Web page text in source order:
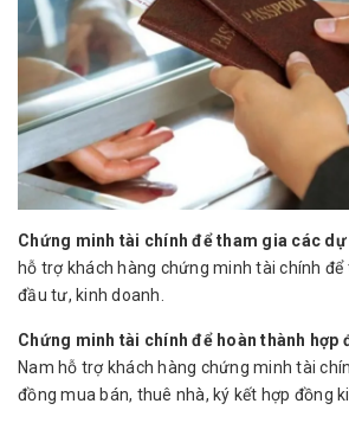
Chứng minh tài chính để tham gia các dự
hỗ trợ khách hàng chứng minh tài chính
đầu tư, kinh doanh.
Chứng minh tài chính để hoàn thành hợp
Nam hỗ trợ khách hàng chứng minh tài
đồng mua bán, thuê nhà, ký kết hợp đồng